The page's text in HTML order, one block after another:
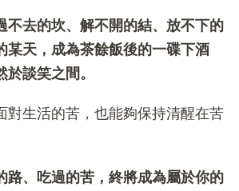
不去的坎、解不開的結、放不下的
某天，成為茶餘飯後的一碟下酒
談笑之間。
對生活的苦，也能夠保持清醒在苦
路、吃過的苦，終將成為屬於你的